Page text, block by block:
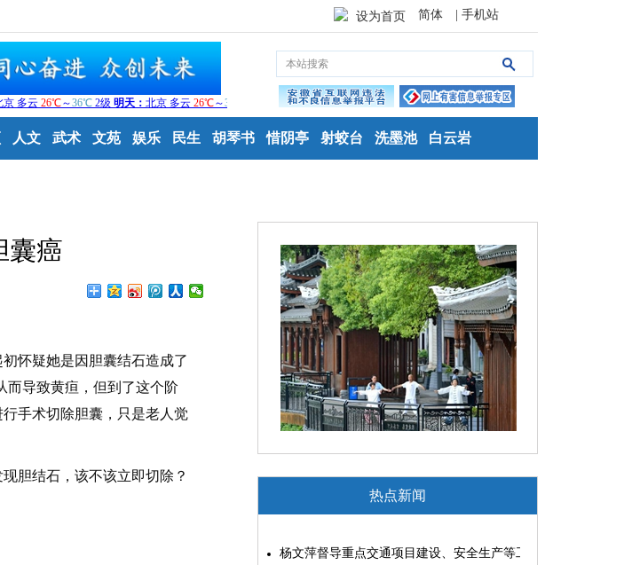
设为首页 简体 | 手机站
人文 武术 文苑 娱乐 民生 胡琴书 惜阴亭 射蛟台 洗墨池 白云岩
囊癌
怀疑她是因胆囊结石造成了
而导致黄疸，但到了这个阶
手术切除胆囊，只是老人觉
胆结石，该不该立即切除？
热点新闻
杨文萍督导重点交通项目建设、安全生产等工作